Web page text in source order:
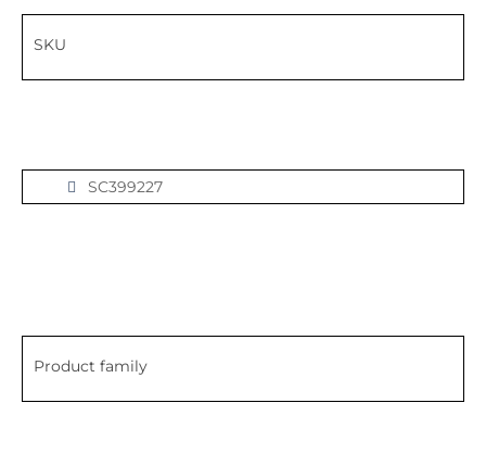
SKU
SC399227
Product family